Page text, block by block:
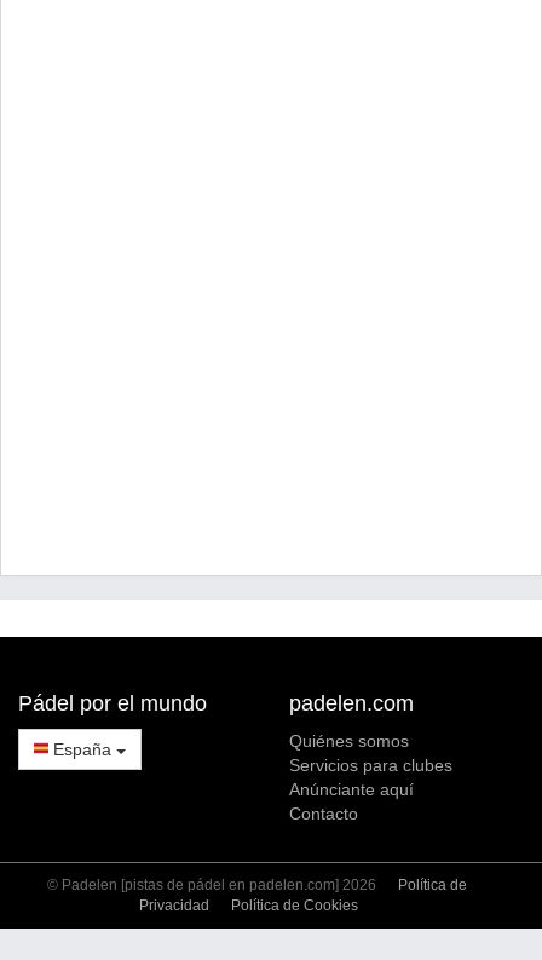
Pádel por el mundo
España
padelen.com
Quiénes somos
Servicios para clubes
Anúnciante aquí
Contacto
© Padelen [pistas de pádel en padelen.com] 2026
Política de
Privacidad
Política de Cookies